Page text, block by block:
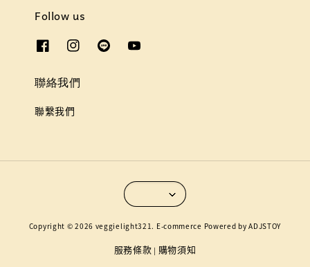
Follow us
聯絡我們
聯繫我們
Copyright © 2026 veggielight321. E-commerce Powered by ADJSTOY
服務條款 | 購物須知